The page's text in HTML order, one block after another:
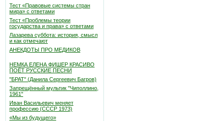
Тест «Правовые системы стран
мира» с ответами
Тест «Проблемы теории
государства и права» с ответами
Лазарева суббота: история, смысл
и как отмечают
АНЕКДОТЫ ПРО МЕДИКОВ
НЕМКА ЕЛЕНА ФИШЕР КРАСИВО
ПОЁТ РУССКИЕ ПЕСНИ
"БРАТ" (Данила Сергеевич Багров)
Запрещённый мультик "Чиполлино,
1961"
Иван Васильевич меняет
профессию (СССР 1973)
«Мы из будущего»